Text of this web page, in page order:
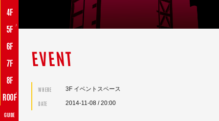
4F
5F
♪
6F
7F
8F
ROOF♪
GUIDE
EVENT
WHERE 3F イベントスペース
DATE 2014-11-08 / 20:00